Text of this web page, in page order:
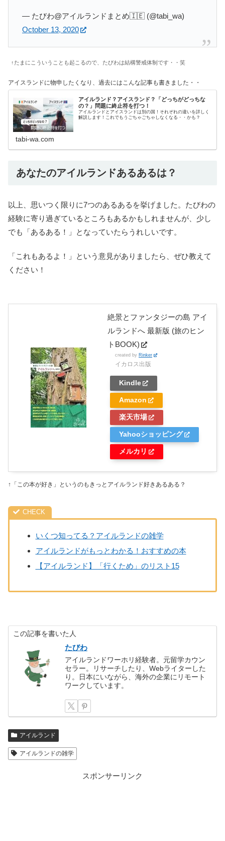
— たびわ@アイルランドまとめ🇮🇪 (@tabi_wa)
October 13, 2020
↑たまにこういうことも起こるので、たびわは結構警戒体制です・・笑
アイスランドに物申したくなり、過去にはこんな記事も書きました・・
アイルランド？アイスランド？「どっちがどっちな
の？」問題に終止符を打つ！
アイルランドとアイスランドは別の国！それぞれの違いを詳しく
解説します！これでもうごちゃごちゃしなくなる・・かも？
tabi-wa.com
あなたのアイルランドあるあるは？
以上、思いつく限りに7つのあるあるを挙げました。たびわの
経験に寄り過ぎているところもあるかもしれませんが、少し
でも「あるある！」となっていたらうれしいです。
「これもあるよ！」という意見がありましたら、ぜひ教えて
ください！
絶景とファンタジーの島 アイ
ルランドへ 最新版 (旅のヒン
トBOOK)
created by Rinker
イカロス出版
Kindle
Amazon
楽天市場
Yahooショッピング
メルカリ
↑「この本が好き」というのもきっとアイルランド好きあるある？
いくつ知ってる？アイルランドの雑学
アイルランドがもっとわかる！おすすめの本
【アイルランド】「行くため」のリスト15
この記事を書いた人
たびわ
アイルランドワーホリ経験者。元留学カウン
セラー。リサーチしたり、Webライターした
り。日本にいながら、海外の企業にリモート
ワークしています。
アイルランド
アイルランドの雑学
スポンサーリンク